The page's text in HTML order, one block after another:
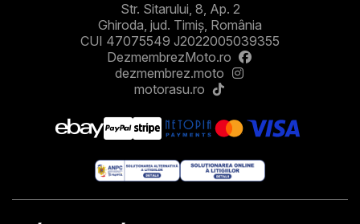
Str. Sitarului, 8, Ap. 2
Ghiroda, jud. Timiș, România
CUI 47075549 J2022005039355
DezmembrezMoto.ro
dezmembrez.moto
motorasu.ro